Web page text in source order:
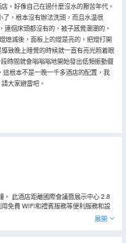
。好像自己在過什麼沒水的艱苦年代。
，根本沒有辦法洗頭，而且水温很
連個床頭都沒有的，被子感覺潮潮的。
熄滅後，面板上的燈是亮的。把燈打開
致晚上睡覺的時候就一直有亮光照着眼
時間就會嗡嗡嗡地開始發出低頻振動聲
根本不是一晚一千多酒店的配置，我
大家避雷吧。
。 此酒店距離國際會議暨展示中心 2.8
免費 WiFi和禮賓服務等便利服務和設
式早餐（收費）供應時間為：週一至
洗/洗衣服務和24 小時前台服務。酒店
展開